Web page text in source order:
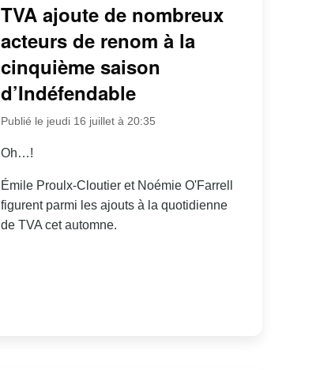
TVA ajoute de nombreux
acteurs de renom à la
cinquième saison
d’Indéfendable
Publié le jeudi 16 juillet à 20:35
Oh…!
Émile Proulx-Cloutier et Noémie O'Farrell
figurent parmi les ajouts à la quotidienne
de TVA cet automne.